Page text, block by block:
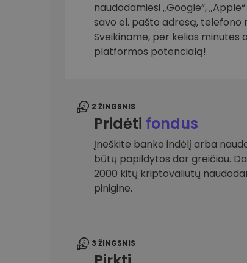
Investicijų
Rask savo kripto
naudodamiesi „Google“,
savo el. pašto adresą,
Sveikiname, per kelias
platformos potencialą!
2 ŽINGSNIS
Pridėti fondus
Įneškite banko indėlį arba
būtų papildytos dar greičiau.
2000 kitų kriptovaliutų
pinigine.
3 ŽINGSNIS